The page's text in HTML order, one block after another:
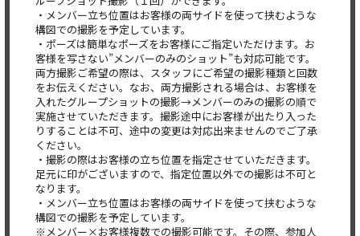
・メンバー立ち位置はお客様の両サイドを使って挟むような
構図での撮影を予定しています。
・ポーズは簡単なポーズをお客様にご指定いただけます。お
客様を写さない”メンバーのみのショット”も対応可能です。
両方撮影ご希望の際は、スタッフにご希望の撮影種類と回数
をお伝えください。なお、両方撮影される場合は、お客様を
入れたグループショットの撮影→メンバーのみの撮影の順で
実施させていただきます。撮影途中にお客様が出たり入った
りすることは不可、途中の変更は対応出来ませんのでご了承
ください。
・撮影の際はお客様の立ち位置を指定させていただきます。
足元に印がございますので、指定位置以外での撮影は不可と
なります。
・メンバー立ち位置はお客様の両サイドを使って挟むような
構図での撮影を予定しています。
※メンバー×お客様複数での撮影可能です。その際、参加人